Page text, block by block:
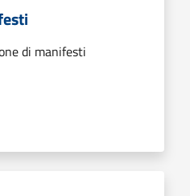
di manifesti